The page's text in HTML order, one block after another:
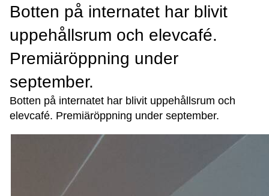
Botten på internatet har blivit
uppehållsrum och elevcafé.
Premiäröppning under
september.
Botten på internatet har blivit uppehållsrum och
elevcafé. Premiäröppning under september.